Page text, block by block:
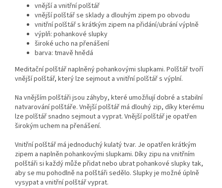
vnější a vnitřní polštář
vnější polštář se sklady a dlouhým zipem po obvodu
vnitřní polštář s krátkým zipem na přidání/ubrání výplně
výplň: pohankové slupky
široké ucho na přenášení
barva: tmavě hnědá
Meditační polštář naplněný pohankovými slupkami. Polštář tvoří
vnější polštář, který lze sejmout a vnitřní polštář s výplní.
Na vnějším polštáři jsou záhyby, které umožňují dobré a stabilní
natvarování polštáře. Vnější polštář má dlouhý zip, díky kterému
lze polštář snadno sejmout a vyprat. Vnější polštář je opatřen
širokým uchem na přenášení.
Vnitřní polštář má jednoduchý kulatý tvar. Je opatřen krátkým
zipem a naplněn pohankovými slupkami. Díky zipu na vnitřním
polštáři si každý může přidat nebo ubrat pohankové slupky tak,
aby se mu pohodlně na polštáři sedělo. Slupky je možné úplně
vysypat a vnitřní polštář vyprat.